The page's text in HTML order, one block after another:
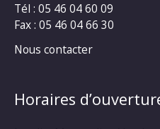
Tél : 05 46 04 60 09
Fax : 05 46 04 66 30
Nous contacter
Horaires